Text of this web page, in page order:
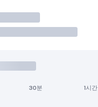
30분 1시간